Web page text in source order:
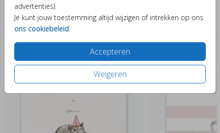
advertenties).
Je kunt jouw toestemming altijd wijzigen of intrekken op ons
ons cookiebeleid.
Accepteren
Weigeren
Collectie
Past er leuk bij